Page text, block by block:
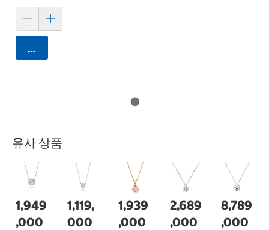
카트에 담기
유사 상품
1,949
,000
1,119,
000
1,939
,000
2,689
,000
8,789
,000